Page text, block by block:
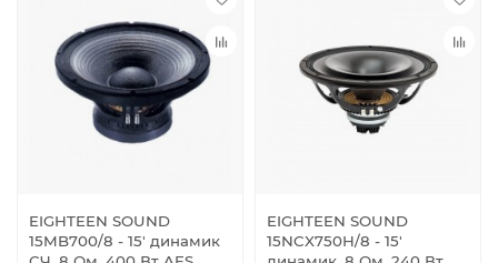
EIGHTEEN SOUND
15MB700/8 - 15' динамик
EIGHTEEN SOUND
15NCX750H/8 - 15'